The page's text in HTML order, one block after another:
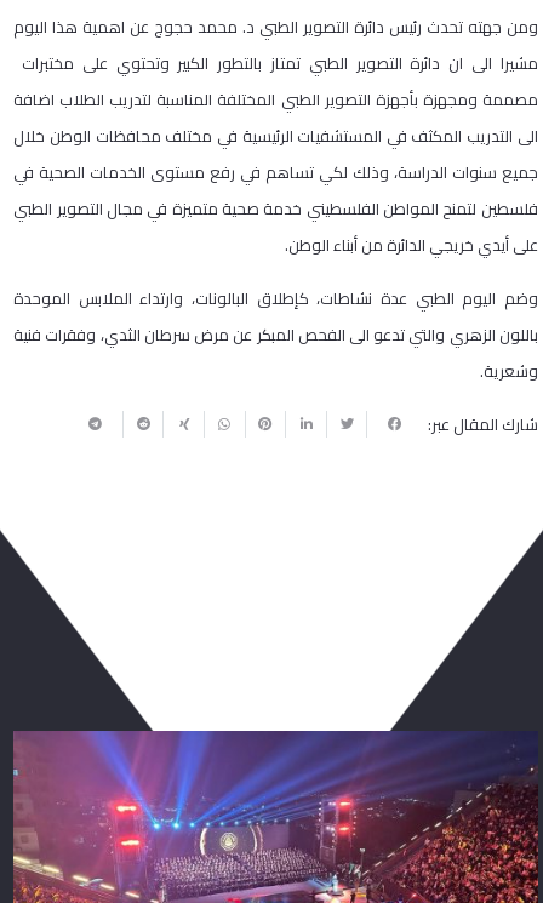
ومن جهته تحدث رئيس دائرة التصوير الطبي د. محمد حجوج عن اهمية هذا اليوم
مشيرا الى ان دائرة التصوير الطبي تمتاز بالتطور الكبير وتحتوي على مختبرات
مصممة ومجهزة بأجهزة التصوير الطبي المختلفة المناسبة لتدريب الطلاب اضافة
الى التدريب المكثف في المستشفيات الرئيسية في مختلف محافظات الوطن خلال
جميع سنوات الدراسة، وذلك لكي تساهم في رفع مستوى الخدمات الصحية في
فلسطين لتمنح المواطن الفلسطيني خدمة صحية متميزة في مجال التصوير الطبي
على أيدي خريجي الدائرة من أبناء الوطن.
وضم اليوم الطبي عدة نشاطات، كإطلاق البالونات، وارتداء الملابس الموحدة
باللون الزهري والتي تدعو الى الفحص المبكر عن مرض سرطان الثدي، وفقرات فنية
وشعرية.
شارك المقال عبر: